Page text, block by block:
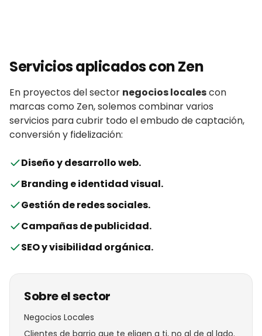
Servicios aplicados conZen
En proyectos del sector negocios localescon
marcas como Zen, solemos combinar varios
servicios para cubrir todo el embudo de captación,
conversión y fidelización:
Diseño y desarrollo web.
Branding e identidad visual.
Gestión de redes sociales.
Campañas de publicidad.
SEO y visibilidad orgánica.
Sobre el sector
Negocios Locales
Clientes de barrio que te eligen a ti, no al de al lado.